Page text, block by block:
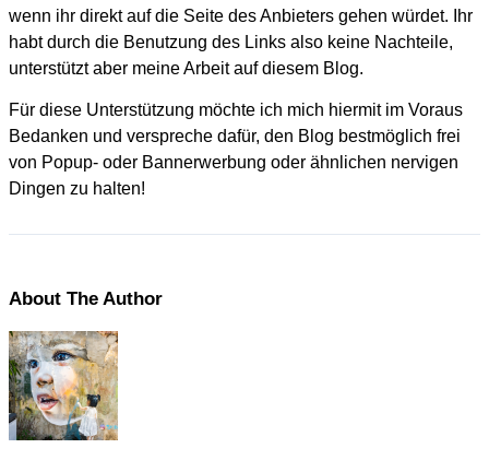
wenn ihr direkt auf die Seite des Anbieters gehen würdet. Ihr
habt durch die Benutzung des Links also keine Nachteile,
unterstützt aber meine Arbeit auf diesem Blog.
Für diese Unterstützung möchte ich mich hiermit im Voraus
Bedanken und verspreche dafür, den Blog bestmöglich frei
von Popup- oder Bannerwerbung oder ähnlichen nervigen
Dingen zu halten!
About The Author